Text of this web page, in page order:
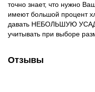
точно знает, что нужно
имеют большой процент
давать НЕБОЛЬШУЮ
учитывать при выборе
Отзывы